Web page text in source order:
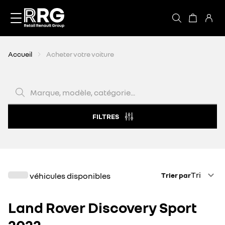
Accueil Acheter votre voiture
FILTRES
véhicules disponibles Trier parTri
Land Rover Discovery Sport